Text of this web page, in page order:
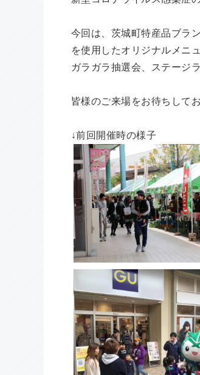
今回は、茨城町特産品ブラ
を使用したオリジナルメニ
ガラガラ抽選会、ステージ
皆様のご来場をお待ちしてお
↓前回開催時の様子